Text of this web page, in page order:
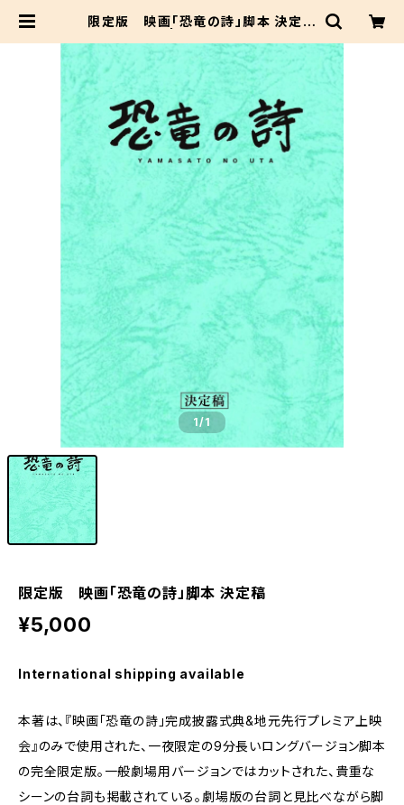
限定版 映画「恐竜の詩」脚本 決定稿
1/1
限定版 映画「恐竜の詩」脚本 決定稿
¥5,000
International shipping available
本著は、『映画「恐竜の詩」完成披露式典&地元先行プレミア上映
会』のみで使用された、一夜限定の9分長いロングバージョン脚本
の完全限定版。一般劇場用バージョンではカットされた、貴重な
シーンの台詞も掲載されている。劇場版の台詞と見比べながら脚